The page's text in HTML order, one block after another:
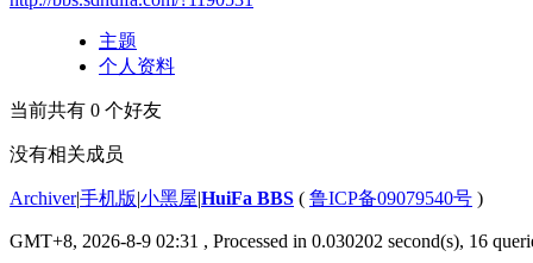
主题
个人资料
当前共有 0 个好友
没有相关成员
Archiver|手机版|小黑屋|HuiFa BBS ( 鲁ICP备09079540号 )
GMT+8, 2026-8-9 02:31 , Processed in 0.030202 second(s), 16